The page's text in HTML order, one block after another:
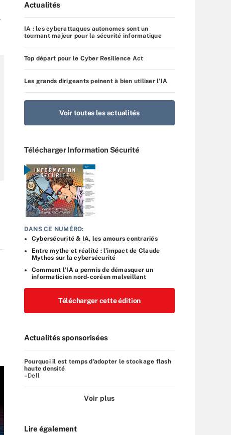
Actualités
IA : les cyberattaques autonomes sont un
tournant majeur pour la sécurité informatique
Top départ pour le Cyber Resilience Act
Les grands dirigeants peinent à bien utiliser l’IA
Voir toutes les actualités
Télécharger Information Sécurité
DANS CE NUMÉRO:
Cybersécurité & IA, les amours contrariés
Entre mythe et réalité : l’impact de Claude
Mythos sur la cybersécurité
Comment l’IA a permis de démasquer un
informaticien nord-coréen malveillant
Télécharger cette édition
Actualités sponsorisées
Pourquoi il est temps d’adopter le stockage flash
haute densité
–Dell
Voir plus
Lire également